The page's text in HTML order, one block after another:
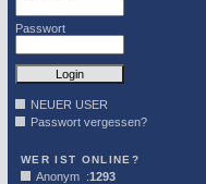
Passwort
NEUER USER
Passwort vergessen?
WER IST ONLINE?
Anonym :1293